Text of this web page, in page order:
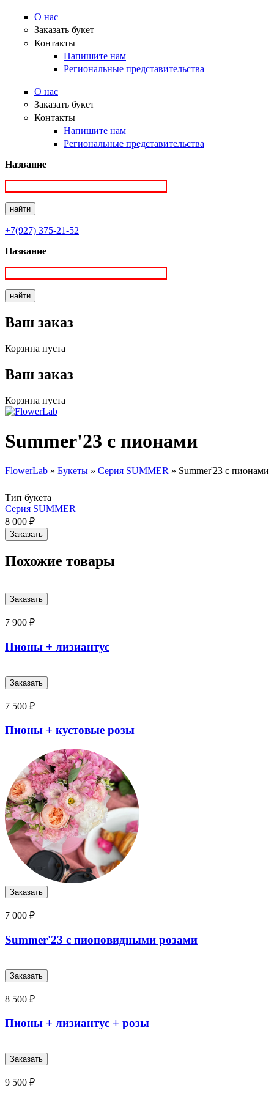
О нас
Заказать букет
Контакты
Напишите нам
Региональные представительства
О нас
Заказать букет
Контакты
Напишите нам
Региональные представительства
Название
+7(927) 375-21-52
Название
Ваш заказ
Корзина пуста
Ваш заказ
Корзина пуста
Summer'23 с пионами
FlowerLab » Букеты » Серия SUMMER » Summer'23 с пионами
Тип букета
Серия SUMMER
8 000 ₽
Похожие товары
7 900 ₽
Пионы + лизиантус
7 500 ₽
Пионы + кустовые розы
7 000 ₽
Summer'23 с пионовидными розами
8 500 ₽
Пионы + лизиантус + розы
9 500 ₽